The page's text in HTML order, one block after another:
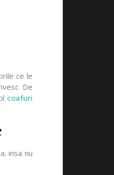
ce le
De
coafuri
insa nu